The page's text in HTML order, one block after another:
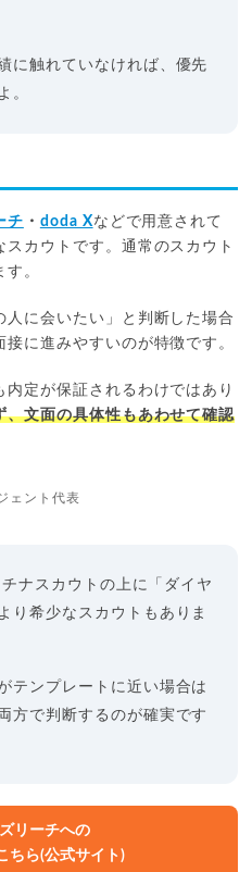
に触れていなければ、優先
。
チ ・ doda Xなどで用意されて
カウトです。通常のスカウト
。
に会いたい」と判断した場合
に進みやすいのが特徴です。
定が保証されるわけではあり
、文面の具体性もあわせて確認
ェント代表
ナスカウトの上に「ダイヤ
り希少なスカウトもありま
テンプレートに近い場合は
方で判断するのが確実です
リーチへの
ちら(公式サイト)